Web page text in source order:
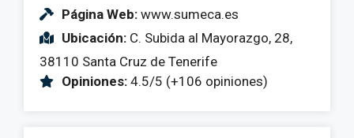
Página Web: www.sumeca.es
Ubicación: C. Subida al Mayorazgo, 28,
38110 Santa Cruz de Tenerife
Opiniones: 4.5/5 (+106 opiniones)